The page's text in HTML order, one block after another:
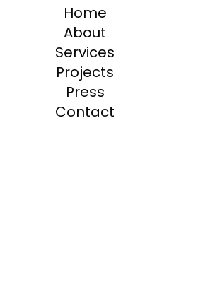
Home
About
Services
Projects
Press
Contact